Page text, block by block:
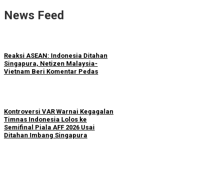
News Feed
Reaksi ASEAN: Indonesia Ditahan
Singapura, Netizen Malaysia-
Vietnam Beri Komentar Pedas
Kontroversi VAR Warnai Kegagalan
Timnas Indonesia Lolos ke
Semifinal Piala AFF 2026 Usai
Ditahan Imbang Singapura